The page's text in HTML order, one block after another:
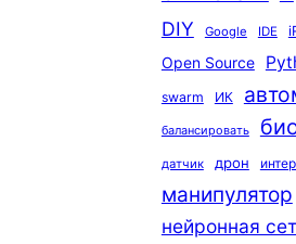
DIY Google IDE
Open Source
swarm ИК
балансировать
датчик дрон
манипулятор
нейронная